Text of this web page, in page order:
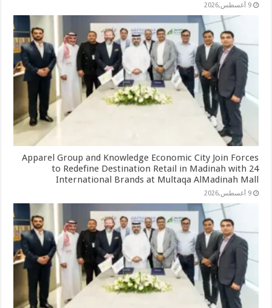
9 أغسطس,2026
Apparel Group and Knowledge Economic City Join Forces
to Redefine Destination Retail in Madinah with 24
International Brands at Multaqa AlMadinah Mall
9 أغسطس,2026